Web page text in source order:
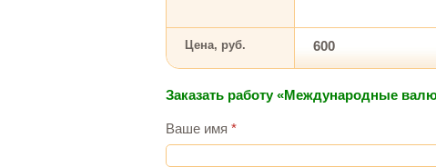
Цена, руб. 600
Заказать работу «Международные
Ваше имя *